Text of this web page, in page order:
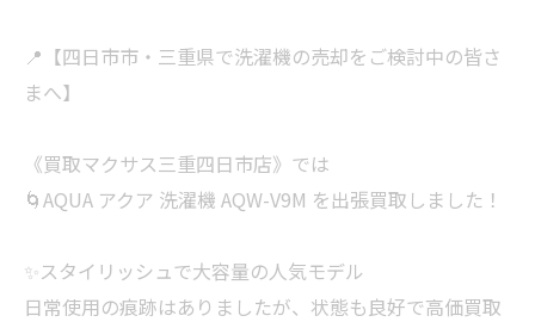
📍【四日市市・三重県で洗濯機の売却をご検討中の皆さ
まへ】
《買取マクサス三重四日市店》では
🌀AQUA アクア 洗濯機 AQW-V9M を出張買取しました！
✨スタイリッシュで大容量の人気モデル
日常使用の痕跡はありましたが、状態も良好で高価買取